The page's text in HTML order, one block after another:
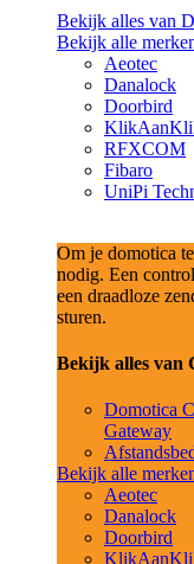
Bekijk alles van
Bekijk alle
Aeotec
Danalock
Doorbird
RFXCOM
Fibaro
UniPi
Om je domotica
nodig. Een
een draadloze
sturen.
Bekijk alles van
Domotica
Gateway
Bekijk alle
Aeotec
Danalock
Doorbird